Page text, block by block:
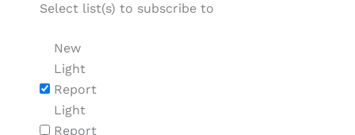
Select list(s) to subscribe to
New
Light
Report
Light
Report